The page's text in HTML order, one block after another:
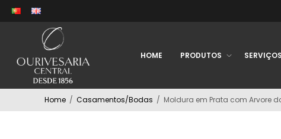
HOME PRODUTOS SERVIÇOS
Home / Casamentos/Bodas / Moldura em Prata com Arvore